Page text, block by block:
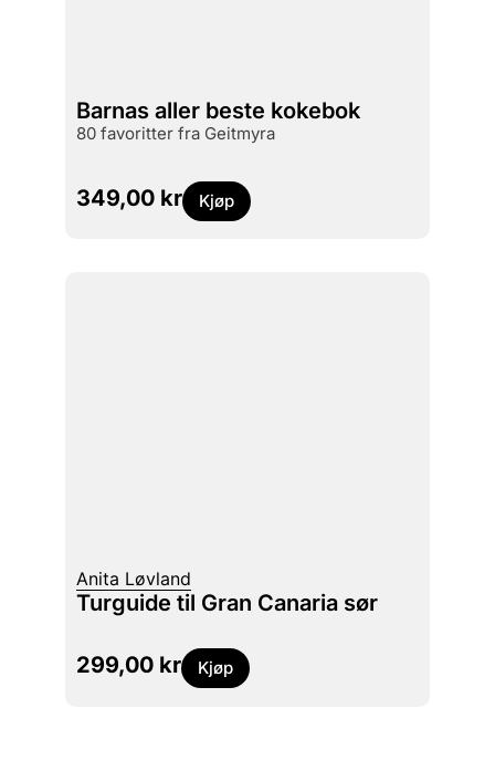
Barnas aller beste kokebok
80 favoritter fra Geitmyra
349,00 kr Kjøp
Anita Løvland
Turguide til Gran Canaria sør
299,00 kr Kjøp